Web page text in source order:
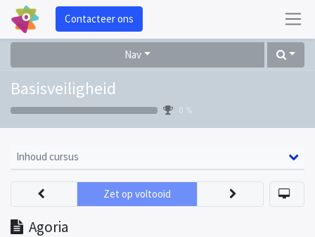
Contacteer ons
Nav
Basisveiligheid
0 %
Inhoud cursus
Agoria
Zet op voltooid